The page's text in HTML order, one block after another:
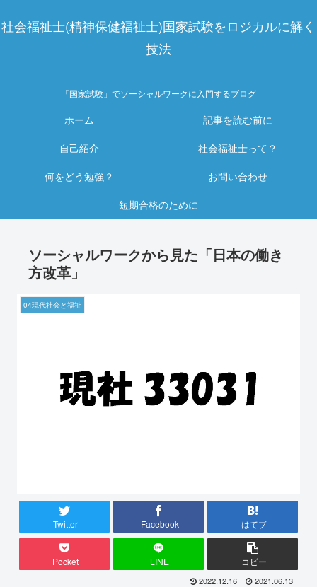
社会福祉士(精神保健福祉士)国家試験をロジカルに解く
技法
「国家試験」でソーシャルワークに入門するブログ
ホーム
記事を読む前に
自己紹介
社会福祉士って？
何をどう勉強？
お問い合わせ
短期合格のために
ソーシャルワークから見た「日本の働き
方改革」
04現代社会と福祉
Twitter Facebook はてブ
Pocket LINE コピー
2022.12.16 2021.06.13